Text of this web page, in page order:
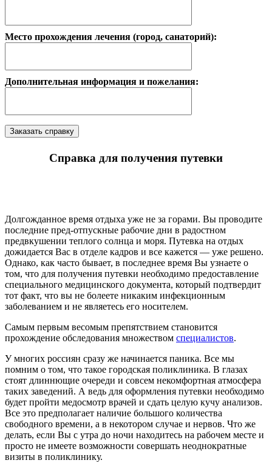
Место прохождения лечения (город, санаторий):
Дополнительная информация и пожелания:
Справка для получения путевки
Долгожданное время отдыха уже не за горами. Вы проводите
последние пред-отпускные рабочие дни в радостном
предвкушении теплого солнца и моря. Путевка на отдых
дожидается Вас в отделе кадров и все кажется — уже решено.
Однако, как часто бывает, в последнее время Вы узнаете о
том, что для получения путевки необходимо предоставление
специального медицинского документа, который подтвердит
тот факт, что вы не болеете никаким инфекционным
заболеванием и не являетесь его носителем.
Самым первым весомым препятствием становится
прохождение обследования множеством специалистов.
У многих россиян сразу же начинается паника. Все мы
помним о том, что такое городская поликлиника. В глазах
стоят длиннющие очереди и совсем некомфортная атмосфера
таких заведений. А ведь для оформления путевки необходимо
будет пройти медосмотр врачей и сдать целую кучу анализов.
Все это предполагает наличие большого количества
свободного времени, а в некотором случае и нервов. Что же
делать, если Вы с утра до ночи находитесь на рабочем месте и
просто не имеете возможности совершать неоднократные
визиты в поликлинику.